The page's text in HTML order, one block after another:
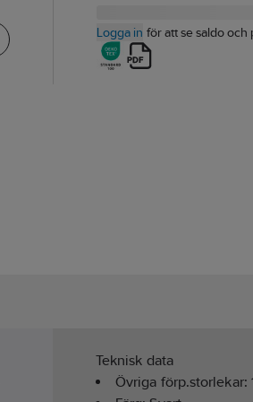
Logga in för att se saldo och
Teknisk data
Övriga förp.storlekar: